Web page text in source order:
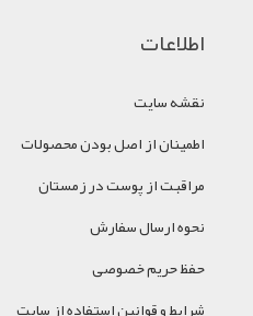
اطلاعات
نقشه سایت
اطمینان از اصل بودن محصولات
مراقبت از پوست در زمستان
نحوه ارسال سفارش
حفظ حریم خصوصی
شرایط و قوانین استفاده از سایت